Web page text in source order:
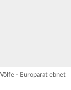
- Europarat ebnet